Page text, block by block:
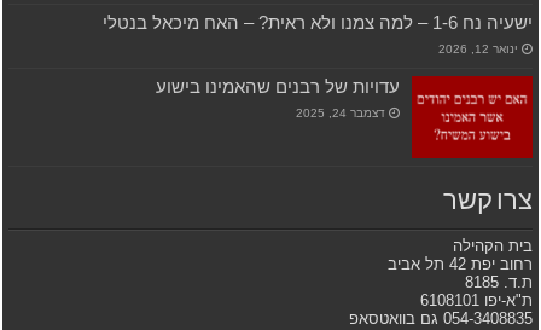
ישעיה נח 1-6 – למה צמנו ולא ראית? – האח מיכאל בנטלי
ינואר 12, 2026
עדויות של רבנים שהאמינו בישוע
דצמבר 24, 2025
צרו קשר
בית הקהילה
רחוב יפת 42 תל אביב
ת.ד. 8185
ת"א-יפו 6108101
054-3408835 גם בוואטסאפ